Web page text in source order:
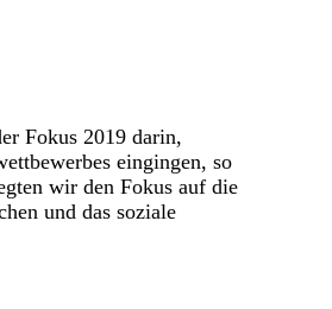
Fokus 2019 darin,
eingingen, so
wir den Fokus auf die
und das soziale